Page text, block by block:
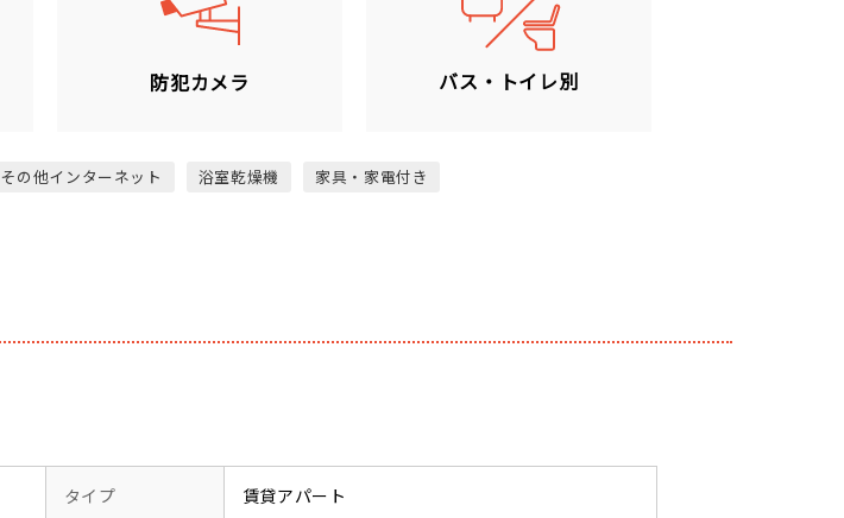
防犯カメラ バス・トイレ別
その他インターネット 浴室乾燥機 家具・家電付き
タイプ 賃貸アパート